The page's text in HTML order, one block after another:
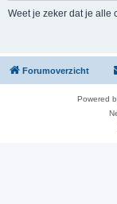
Weet je zeker dat je alle
Forumoverzicht
Powered